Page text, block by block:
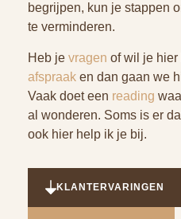
begrijpen, kun je stappen
te verminderen.
Heb je vragen of wil je hier
afspraak en dan gaan we
Vaak doet een reading
al wonderen. Soms is er
ook hier help ik je bij.
KLANTERVARINGEN